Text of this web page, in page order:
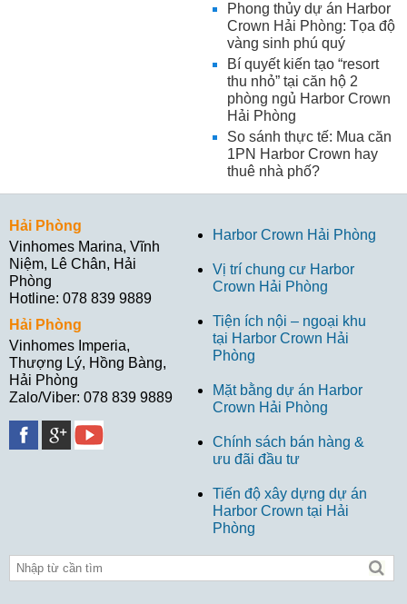
Phong thủy dự án Harbor
Crown Hải Phòng: Tọa độ
vàng sinh phú quý
Bí quyết kiến tạo “resort
thu nhỏ” tại căn hộ 2
phòng ngủ Harbor Crown
Hải Phòng
So sánh thực tế: Mua căn
1PN Harbor Crown hay
thuê nhà phố?
Hải Phòng
Vinhomes Marina, Vĩnh
Niệm, Lê Chân, Hải
Phòng
Hotline: 078 839 9889
Hải Phòng
Vinhomes Imperia,
Thượng Lý, Hồng Bàng,
Hải Phòng
Zalo/Viber: 078 839 9889
Harbor Crown Hải Phòng
Vị trí chung cư Harbor
Crown Hải Phòng
Tiện ích nội – ngoại khu
tại Harbor Crown Hải
Phòng
Mặt bằng dự án Harbor
Crown Hải Phòng
Chính sách bán hàng &
ưu đãi đầu tư
Tiến độ xây dựng dự án
Harbor Crown tại Hải
Phòng